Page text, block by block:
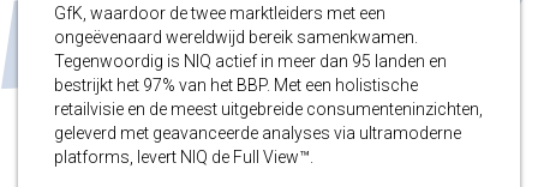
GfK, waardoor de twee marktleiders met een
ongeëvenaard wereldwijd bereik samenkwamen.
Tegenwoordig is NIQ actief in meer dan 95 landen en
bestrijkt het 97% van het BBP. Met een holistische
retailvisie en de meest uitgebreide consumenteninzichten,
geleverd met geavanceerde analyses via ultramoderne
platforms, levert NIQ de Full View™.